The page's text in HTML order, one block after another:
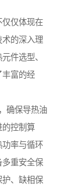
仅仅体现在
术的深入理
件选型、
丰富的经
确保导热油
的控制算
功率与循环
多重安全保
护、缺相保